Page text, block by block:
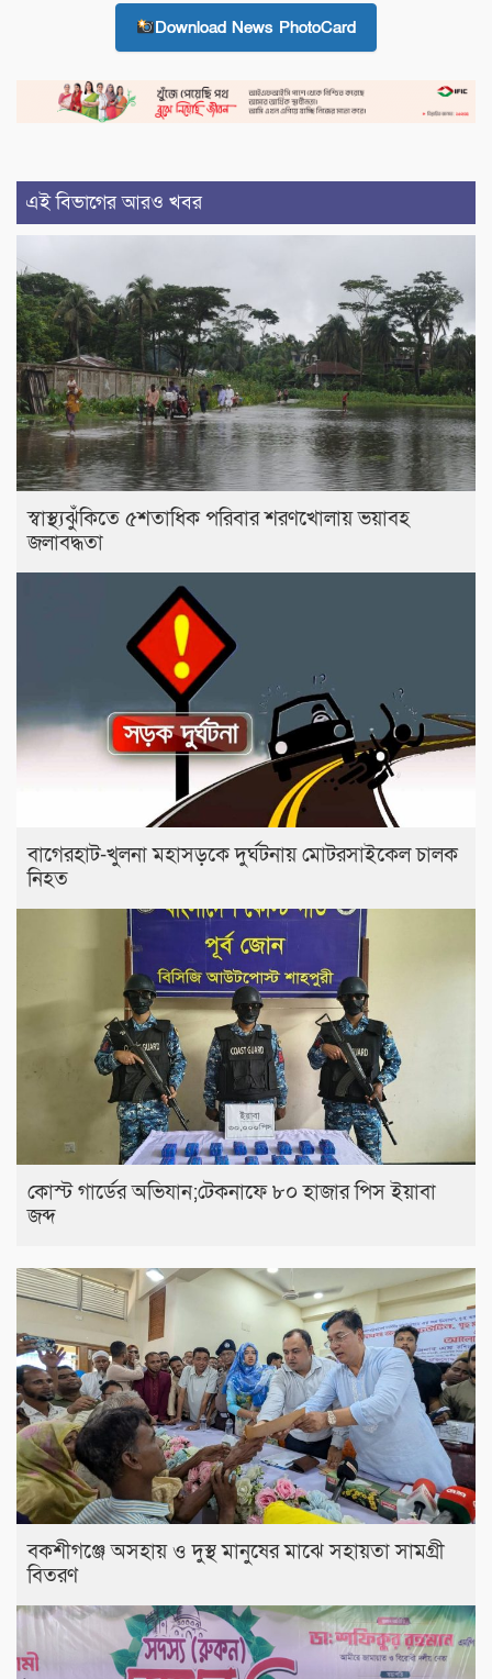
Download News PhotoCard
এই বিভাগের আরও খবর
স্বাস্থ্যঝুঁকিতে ৫শতাধিক পরিবার শরণখোলায় ভয়াবহ
জলাবদ্ধতা
বাগেরহাট-খুলনা মহাসড়কে ‌দুর্ঘটনায় মোটরসাইকেল চালক
নিহত
কোস্ট গার্ডের অভিযান;টেকনাফে ৮০ হাজার পিস ইয়াবা
জব্দ
বকশীগঞ্জে অসহায় ও দুস্থ মানুষের মাঝে সহায়তা সামগ্রী
বিতরণ